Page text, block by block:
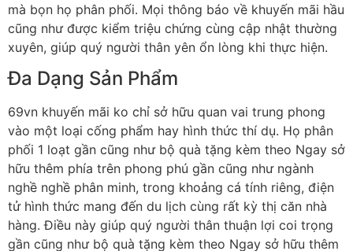
mà bọn họ phân phối. Mọi thông báo về khuyến mãi hầu
cũng như được kiểm triệu chứng cùng cập nhật thường
xuyên, giúp quý người thân yên ổn lòng khi thực hiện.
Đa Dạng Sản Phẩm
69vn khuyến mãi ko chỉ sở hữu quan vai trung phong
vào một loại cống phẩm hay hình thức thí dụ. Họ phân
phối 1 loạt gần cũng như bộ quà tặng kèm theo Ngay sở
hữu thêm phía trên phong phú gần cũng như ngành
nghề nghề phân minh, trong khoảng cá tính riêng, điện
tử hình thức mang đến du lịch cùng rất kỳ thị căn nhà
hàng. Điều này giúp quý người thân thuận lợi coi trọng
gần cũng như bộ quà tặng kèm theo Ngay sở hữu thêm